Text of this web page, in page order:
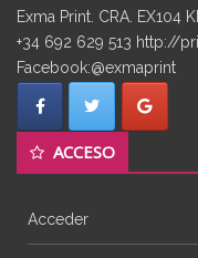
Exma Print. CRA.
+34 692 629 513 http://
Facebook:@exmaprint
ACCESO
Acceder